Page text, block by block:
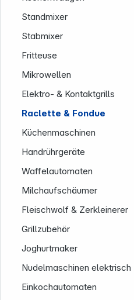
Standmixer
Stabmixer
Fritteuse
Mikrowellen
Elektro- & Kontaktgrills
Raclette & Fondue
Küchenmaschinen
Handrührgeräte
Waffelautomaten
Milchaufschäumer
Fleischwolf & Zerkleinerer
Grillzubehör
Joghurtmaker
Nudelmaschinen elektrisch
Einkochautomaten
Service